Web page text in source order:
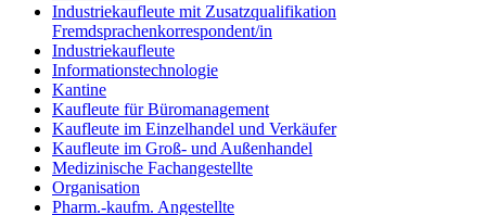
Industriekaufleute mit Zusatzqualifikation
Fremdsprachenkorrespondent/in
Industriekaufleute
Informationstechnologie
Kantine
Kaufleute für Büromanagement
Kaufleute im Einzelhandel und Verkäufer
Kaufleute im Groß- und Außenhandel
Medizinische Fachangestellte
Organisation
Pharm.-kaufm. Angestellte